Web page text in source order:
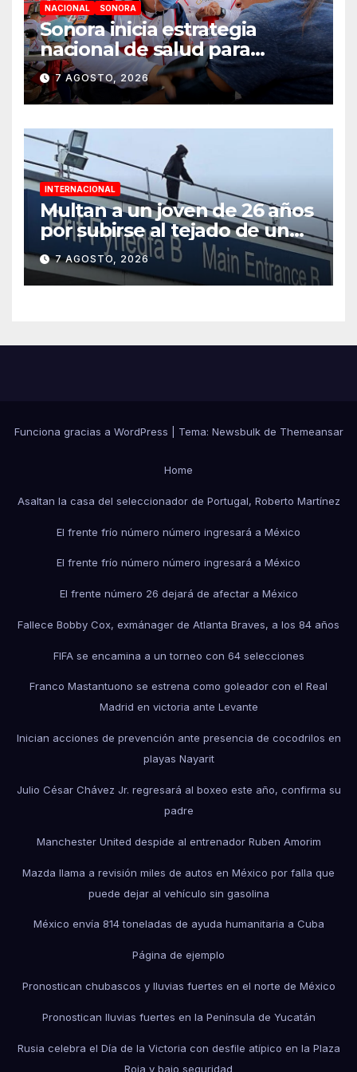
NACIONAL SONORA
Sonora inicia estrategia
nacional de salud para
migrantes con vacunación y
apoyo psicológico sin
importar su estatus
7 AGOSTO, 2026
INTERNACIONAL
Multan a un joven de 26 años
por subirse al tejado de un
hospital disfrazado de “La
Muerte” en Gales
7 AGOSTO, 2026
Funciona gracias a WordPress Tema: Newsbulkde Themeansar
Home
Asaltan la casa del seleccionador de Portugal, Roberto Martínez
El frente frío número número ingresará a México
El frente frío número número ingresará a México
El frente número 26 dejará de afectar a México
Fallece Bobby Cox, exmánager de Atlanta Braves, a los 84 años
FIFA se encamina a un torneo con 64 selecciones
Franco Mastantuono se estrena como goleador con el Real
Madrid en victoria ante Levante
Inician acciones de prevención ante presencia de cocodrilos en
playas Nayarit
Julio César Chávez Jr. regresará al boxeo este año, confirma su
padre
Manchester United despide al entrenador Ruben Amorim
Mazda llama a revisión miles de autos en México por falla que
puede dejar al vehículo sin gasolina
México envía 814 toneladas de ayuda humanitaria a Cuba
Página de ejemplo
Pronostican chubascos y lluvias fuertes en el norte de México
Pronostican lluvias fuertes en la Península de Yucatán
Rusia celebra el Día de la Victoria con desfile atípico en la Plaza
Roja y bajo seguridad